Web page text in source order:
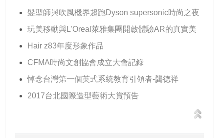
髮型師與吹風機界超跑Dyson supersonic時尚之夜
玩美移動與L’Oreal萊雅集團開啟體驗AR的真實美
Hair z83年度形象作品
CFMA時尚文創協會成立大會記錄
悼念台灣第一個英式系統教育引領者-龔德祥
2017台北國際造型藝術大賞預告